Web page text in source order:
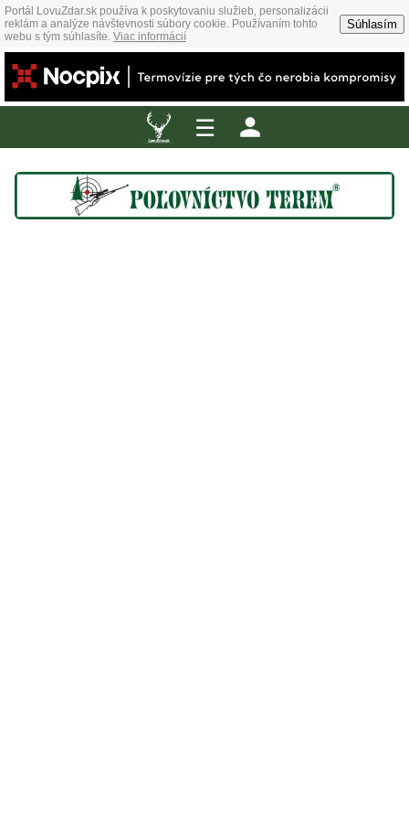
Portál LovuZdar.sk používa k poskytovaniu služieb, personalizácii
reklám a analýze návštevnosti súbory cookie. Používaním tohto
webu s tým súhlasíte. Viac informácií
Súhlasím
☰